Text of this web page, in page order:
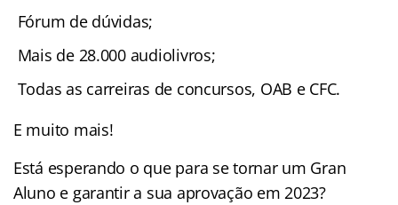
Fórum de dúvidas;
Mais de 28.000 audiolivros;
Todas as carreiras de concursos, OAB e CFC.
E muito mais!
Está esperando o que para se tornar um Gran
Aluno e garantir a sua aprovação em 2023?